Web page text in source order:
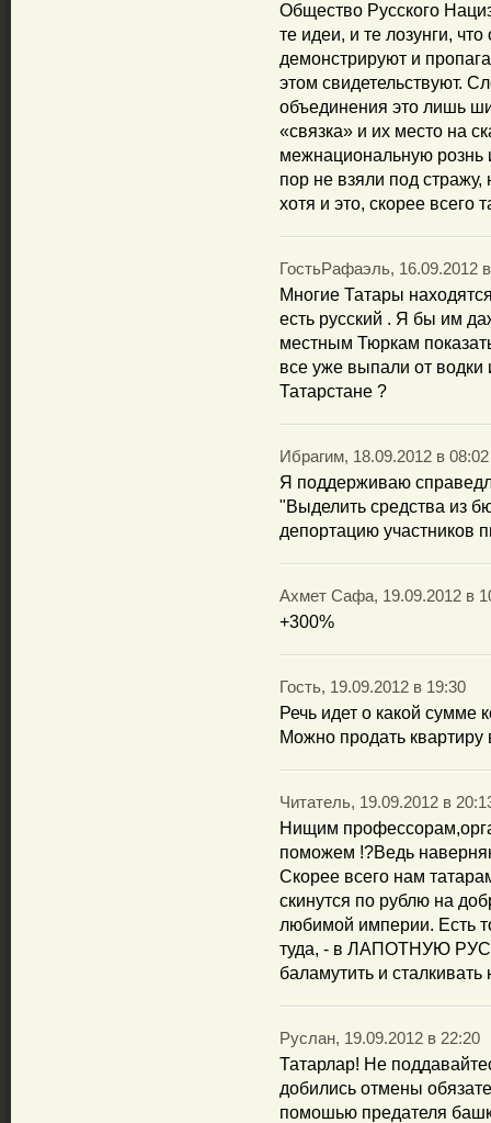
Общество Русского
те идеи, и те лозунги,
демонстрируют и
этом свидетельствуют.
объединения это лишь
«связка» и их место на
межнациональную рознь
пор не взяли под стражу,
хотя и это, скорее всего
ГостьРафаэль, 16.09.2012
Многие Татары
есть русский . Я бы им
местным Тюркам
все уже выпали от
Татарстане ?
Ибрагим, 18.09.2012 в 08:02
Я поддерживаю
"Выделить средства из
депортацию участников
Ахмет Сафа, 19.09.2012 в
+300%
Гость, 19.09.2012 в 19:30
Речь идет о какой сумме
Можно продать квартиру
Читатель, 19.09.2012 в
Нищим
поможем !?Ведь
Скорее всего нам
скинутся по рублю на
любимой империи. Есть
туда, - в ЛАПОТНУЮ
баламутить и
Руслан, 19.09.2012 в 22:20
Татарлар! Не
добились отмены
помошью предателя